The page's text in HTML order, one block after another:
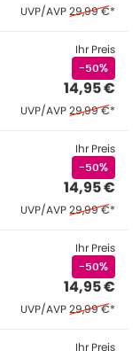
UVP/AVPEhemaliger
29,99 €*
Ihr Preis
-50%
14,95 €
UVP/AVPEhemaliger
29,99 €*
Ihr Preis
-50%
14,95 €
UVP/AVPEhemaliger
29,99 €*
Ihr Preis
-50%
14,95 €
UVP/AVPEhemaliger
29,99 €*
Ihr Preis